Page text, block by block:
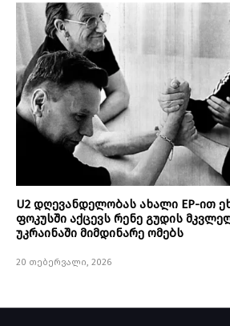
U2 დღევანდელობას ახალი EP-ით
ფოკუსში აქცევს რენე გუდის
უკრაინაში მიმდინარე ომებს
20 თებერვალი, 2026